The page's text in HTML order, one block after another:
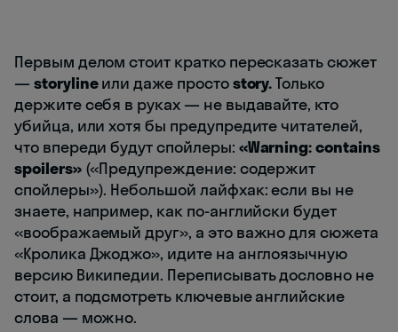
Первым делом стоит кратко пересказать сюжет
— storylineили даже простоstory.Только
держите себя в руках — не выдавайте, кто
убийца, или хотя бы предупредите читателей,
что впереди будут спойлеры: «Warning: contains
spoilers»(«Предупреждение: содержит
спойлеры»). Небольшой лайфхак: если вы не
знаете, например, как по-английски будет
«воображаемый друг», а это важно для сюжета
«Кролика Джоджо», идите на англоязычную
версию Википедии. Переписывать дословно не
стоит, а подсмотреть ключевые английские
слова — можно.